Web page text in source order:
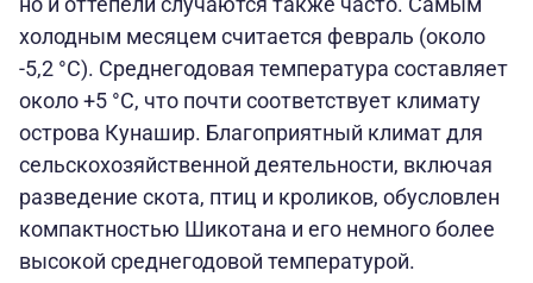
холодным месяцем считается февраль (около
-5,2 °C). Среднегодовая температура составляет
около +5 °C, что почти соответствует климату
острова Кунашир. Благоприятный климат для
сельскохозяйственной деятельности, включая
разведение скота, птиц и кроликов, обусловлен
компактностью Шикотана и его немного более
высокой среднегодовой температурой.